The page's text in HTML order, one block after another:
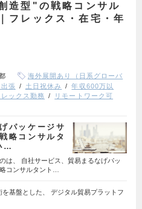
造型"の戦略コンサル
フレックス・在宅・年
海外展開あり（日系グローバ
張 土日祝休み
年収600万以
レックス勤務
リモートワーク可
パッケージサ
略コンサルタ
…
は、 自社サービス、貿易まるなげパッ
コンサルタント…
基盤とした、 デジタル貿易プラットフ